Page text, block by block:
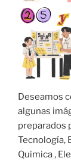
Deseamos
algunas
preparados
Tecnología,
Química ,